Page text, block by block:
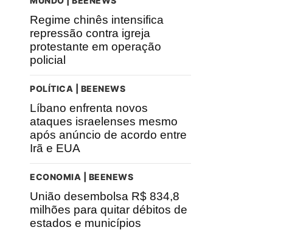
Regime chinês intensifica
repressão contra igreja
protestante em operação
policial
POLÍTICA | BEENEWS
Líbano enfrenta novos
ataques israelenses mesmo
após anúncio de acordo entre
Irã e EUA
ECONOMIA | BEENEWS
União desembolsa R$ 834,8
milhões para quitar débitos de
estados e municípios